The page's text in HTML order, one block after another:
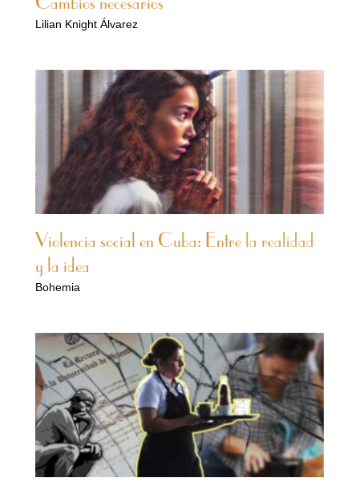
Cambios necesarios
Lilian Knight Álvarez
Violencia social en Cuba: Entre la realidad
y la idea
Bohemia